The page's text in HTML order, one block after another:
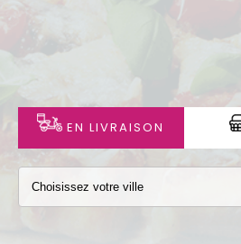
ACCUEIL
VOTRE COMPTE
NOTRE RESTAURANT
VOS AVIS
EN LIVRAISON